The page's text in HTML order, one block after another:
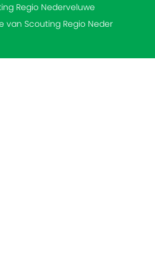
Regio Nederveluwe
van Scouting Regio Neder